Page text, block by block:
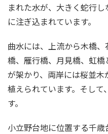
まれた水が、大きく蛇行
に注ぎ込まれています。
曲水には、上流から木橋
橋、雁行橋、月見橋、虹
が架かり、両岸には桜並
植えられています。そし
す。
小立野台地に位置する千